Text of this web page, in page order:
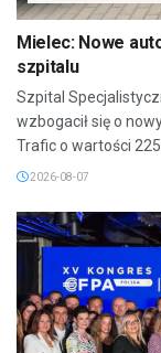
Mielec: Nowe
szpitalu
Szpital
wzbogacił się o
Trafic o wartości 225...
2026-08-07